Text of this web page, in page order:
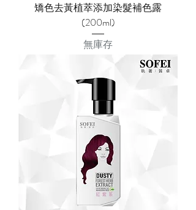
矯色去黃植萃添加染髮補色露
(200ml)
無庫存